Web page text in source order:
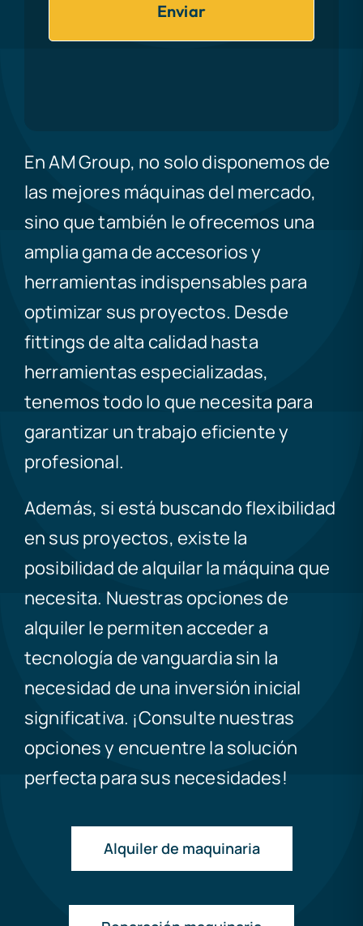
Enviar
En AM Group, no solo disponemos de
las mejores máquinas del mercado,
sino que también le ofrecemos una
amplia gama de accesorios y
herramientas indispensables para
optimizar sus proyectos. Desde
fittings de alta calidad hasta
herramientas especializadas,
tenemos todo lo que necesita para
garantizar un trabajo eficiente y
profesional.
Además, si está buscando flexibilidad
en sus proyectos, existe la
posibilidad de alquilar la máquina que
necesita. Nuestras opciones de
alquiler le permiten acceder a
tecnología de vanguardia sin la
necesidad de una inversión inicial
significativa. ¡Consulte nuestras
opciones y encuentre la solución
perfecta para sus necesidades!
Alquiler de maquinaria